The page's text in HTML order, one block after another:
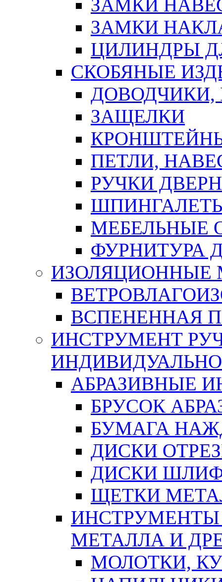
ЗАМКИ
ЗАМКИ
ЦИЛИНДРЫ
СКОБЯНЫЕ
ЗАЩЕЛКИ
ПЕТЛИ,
РУЧКИ
МЕБЕЛЬНЫЕ
ФУРНИТУРА
ИЗОЛЯЦИОННЫЕ
ВСПЕНЕННАЯ
ИНСТРУМЕНТ
АБРАЗИВНЫЕ
БРУСОК
БУМАГА
ДИСКИ
ДИСКИ
ЩЕТКИ
ИНСТРУМЕНТЫ
МЕТАЛЛА И
МОЛОТКИ,